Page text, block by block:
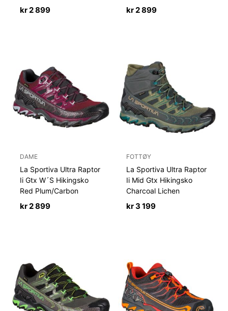
kr2 899 kr2 899
DAME
La Sportiva Ultra Raptor
Ii Gtx W´S Hikingsko
Red Plum/Carbon
kr 2 899
FOTTØY
La Sportiva Ultra Raptor
Ii Mid Gtx Hikingsko
Charcoal Lichen
kr3 199